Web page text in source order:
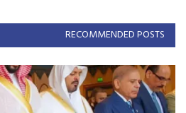
RECOMMENDED POSTS